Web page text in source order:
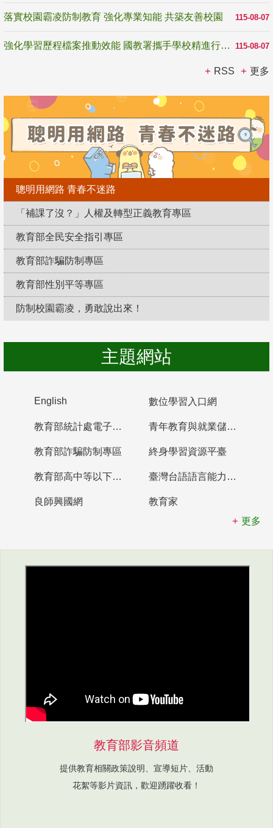
115-08-07
落實校園霸凌防制教育 強化專業知能 共築友善校園
115-08-07
強化學習歷程檔案推動效能 國教署攜手學校精進行政與教學支持
RSS 更多
聰明用網路 青春不迷路
「補課了沒？」人權及轉型正義教育專區
教育部全民安全指引專區
教育部詐騙防制專區
教育部性別平等專區
防制校園霸凌，勇敢說出來！
主題網站
English 數位學習入口網
教育部統計處電子書櫃 青年教育與就業儲蓄帳戶
教育部詐騙防制專區 終身學習資源平臺
教育部高中等以下學校及幼兒園教師資格檢定考試 臺灣台語語言能力認證網站
良師興國網
教育家
更多
教育部影音頻道
提供教育相關政策說明、宣導短片、活動
花絮等影片資訊，歡迎踴躍收看！